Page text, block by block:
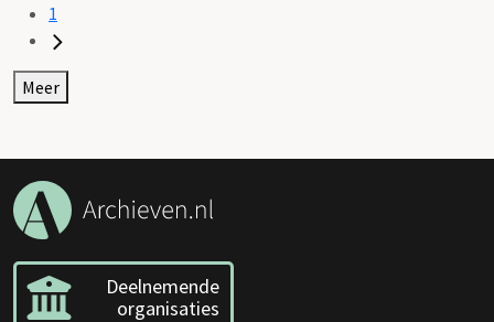
1
Meer
Deelnemende
organisaties